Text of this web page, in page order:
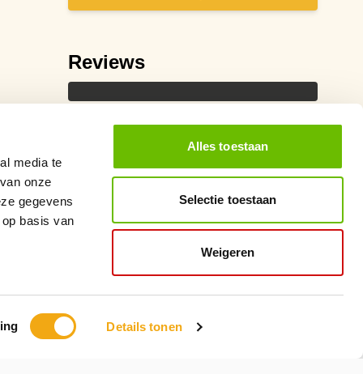
media te
onze
gegevens
basis van
Details tonen
Alles toestaan
Selectie toestaan
Weigeren
Reviews